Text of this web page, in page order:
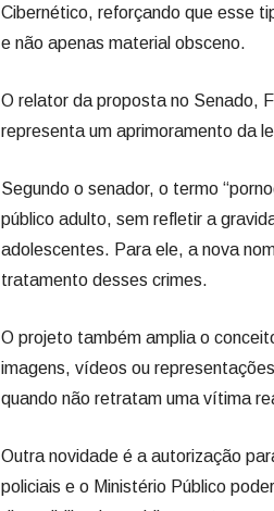
Cibernético, reforçando que esse
e não apenas material obsceno.
O relator da proposta no Senado,
representa um aprimoramento da
Segundo o senador, o termo
público adulto, sem refletir a
adolescentes. Para ele, a nova
tratamento desses crimes.
O projeto também amplia o
imagens, vídeos ou
quando não retratam uma vítima
Outra novidade é a autorização
policiais e o Ministério Público